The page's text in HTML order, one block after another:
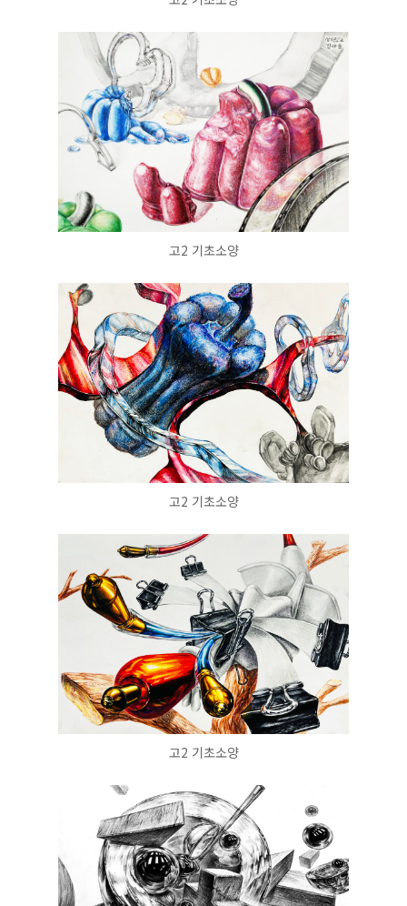
고2 기초소양
고2 기초소양
고2 기초소양